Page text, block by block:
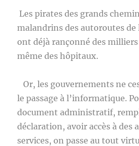
Les pirates des grands
malandrins des autoroutes
ont déjà rançonné des
même des hôpitaux.
Or, les gouvernements ne
le passage à l’informatique.
document administratif,
déclaration, avoir accès à des
services, on passe au tout